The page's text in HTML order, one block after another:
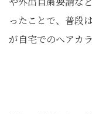
ったことで、普段
が自宅でのヘアカ